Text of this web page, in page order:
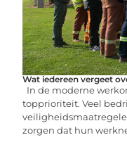
Wat iedereen vergeet
In de moderne
topprioriteit. Veel
zorgen dat hun